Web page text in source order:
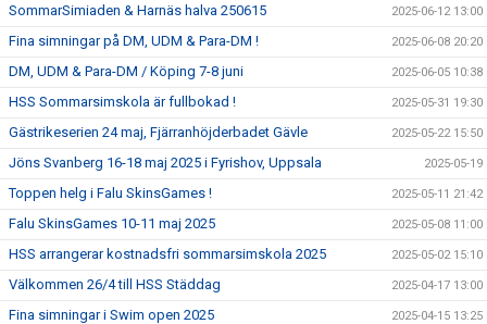
SommarSimiaden & Harnäs halva 250615 2025-06-12 13:00
Fina simningar på DM, UDM & Para-DM ! 2025-06-08 20:20
DM, UDM & Para-DM / Köping 7-8 juni 2025-06-05 10:38
HSS Sommarsimskola är fullbokad ! 2025-05-31 19:30
Gästrikeserien 24 maj, Fjärranhöjderbadet Gävle 2025-05-22 15:50
Jöns Svanberg 16-18 maj 2025 i Fyrishov, Uppsala 2025-05-19
Toppen helg i Falu SkinsGames ! 2025-05-11 21:42
Falu SkinsGames 10-11 maj 2025 2025-05-08 11:00
HSS arrangerar kostnadsfri sommarsimskola 2025 2025-05-02 15:10
Välkommen 26/4 till HSS Städdag 2025-04-17 13:00
Fina simningar i Swim open 2025 2025-04-15 13:25